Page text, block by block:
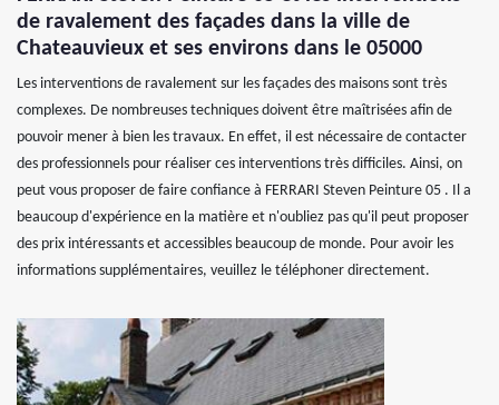
de ravalement des façades dans la ville de
Chateauvieux et ses environs dans le 05000
Les interventions de ravalement sur les façades des maisons sont très
complexes. De nombreuses techniques doivent être maîtrisées afin de
pouvoir mener à bien les travaux. En effet, il est nécessaire de contacter
des professionnels pour réaliser ces interventions très difficiles. Ainsi, on
peut vous proposer de faire confiance à FERRARI Steven Peinture 05 . Il a
beaucoup d'expérience en la matière et n'oubliez pas qu'il peut proposer
des prix intéressants et accessibles beaucoup de monde. Pour avoir les
informations supplémentaires, veuillez le téléphoner directement.